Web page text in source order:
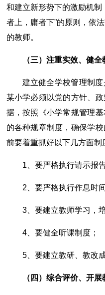
和建立新形势下的激励机
者上，庸者下”的原则，依
的教师。
（三）注重实效、健
建立健全学校管理制
某小学必须以党的方针、
据，按照《小学常规管理
的各种规章制度，确保学
前要着重抓好以下几方面制
1、要严格执行请示报
2、要严格执行作息时
3、要建立教师学习，
4、要健全听课制度；
5、要建立教研、教改
（四）综合评价、开展